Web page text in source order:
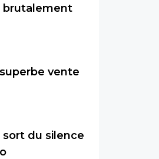
brutalement
vente
sort du silence